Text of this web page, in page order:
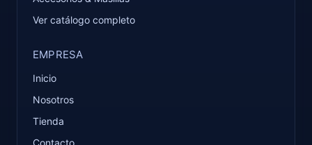
Ver catálogo completo
EMPRESA
Inicio
Nosotros
Tienda
Contacto